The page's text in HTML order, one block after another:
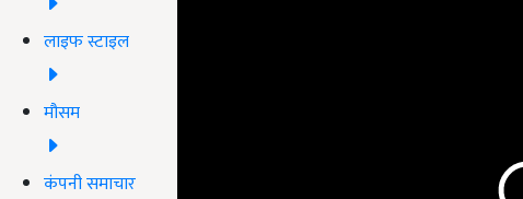
लाइफ स्टाइल
मौसम
कंपनी समाचार